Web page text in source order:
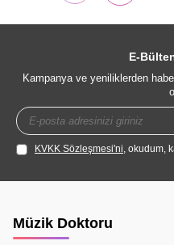
E-
Kampanya ve yeniliklerden
KVKK Sözleşmesi'ni, okudum,
Müzik Doktoru